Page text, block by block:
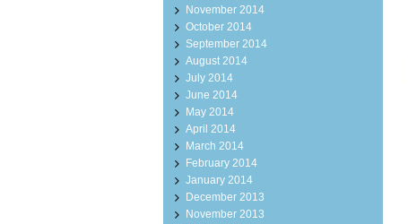
November 2014
October 2014
September 2014
August 2014
July 2014
June 2014
May 2014
April 2014
March 2014
February 2014
January 2014
December 2013
November 2013